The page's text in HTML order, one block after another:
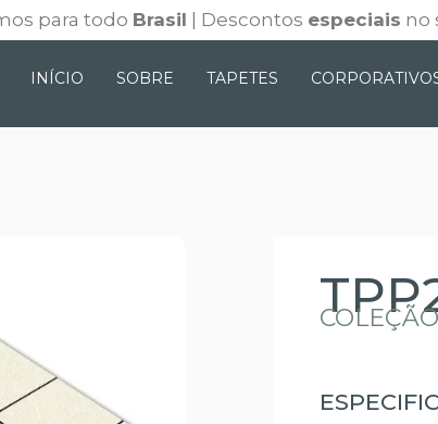
para todo Brasil | Descontos especiais no
INÍCIO SOBRE TAPETES